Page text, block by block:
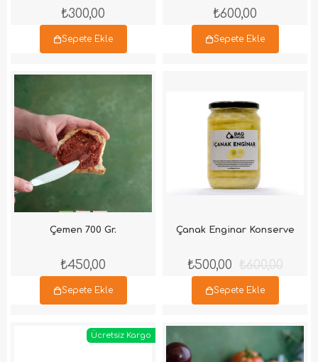
₺300,00
Sepete Ekle
₺600,00
Sepete Ekle
Çemen 700 Gr.
₺450,00
Sepete Ekle
Çanak Enginar Konserve
₺500,00 ₺600,00
Sepete Ekle
Ücretsiz Kargo